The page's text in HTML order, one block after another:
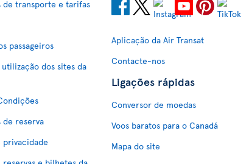
de transporte e tarifas
passageiros
dos sites da
reserva
privacidade
Aplicação da Air Transat
Contacte-nos
Ligações rápidas
Conversor de moedas
Voos baratos para o Canadá
Mapa do site